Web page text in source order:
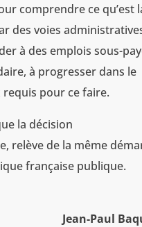
comprendre ce qu’est
des voies
à des emplois sous-
à progresser dans le
requis pour ce faire.
la décision
relève de la même
française publique.
Jean-Paul